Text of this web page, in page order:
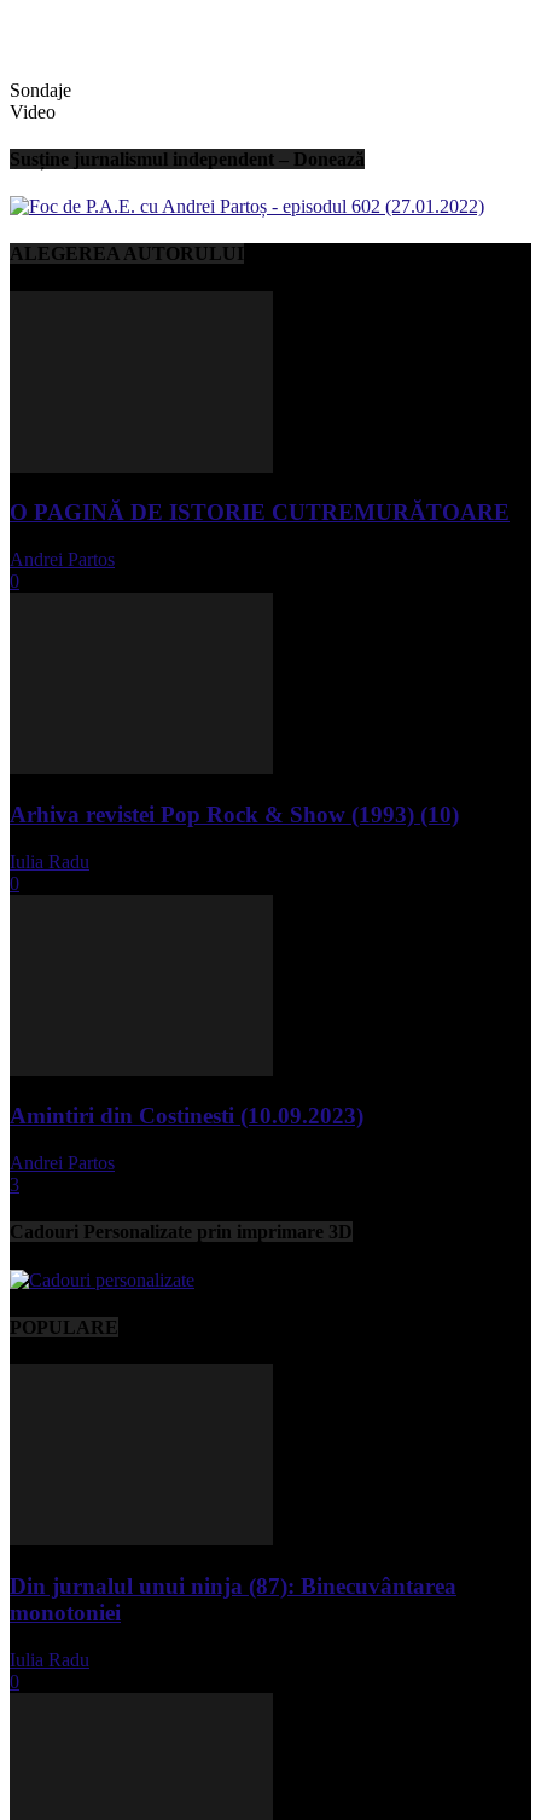
Sondaje
Video
Susține jurnalismul independent – Donează
ALEGEREA AUTORULUI
O PAGINĂ DE ISTORIE CUTREMURĂTOARE
Andrei Partos
0
Arhiva revistei Pop Rock & Show (1993) (10)
Iulia Radu
0
Amintiri din Costinesti (10.09.2023)
Andrei Partos
3
Cadouri Personalizate prin imprimare 3D
POPULARE
Din jurnalul unui ninja (87): Binecuvântarea
monotoniei
Iulia Radu
0